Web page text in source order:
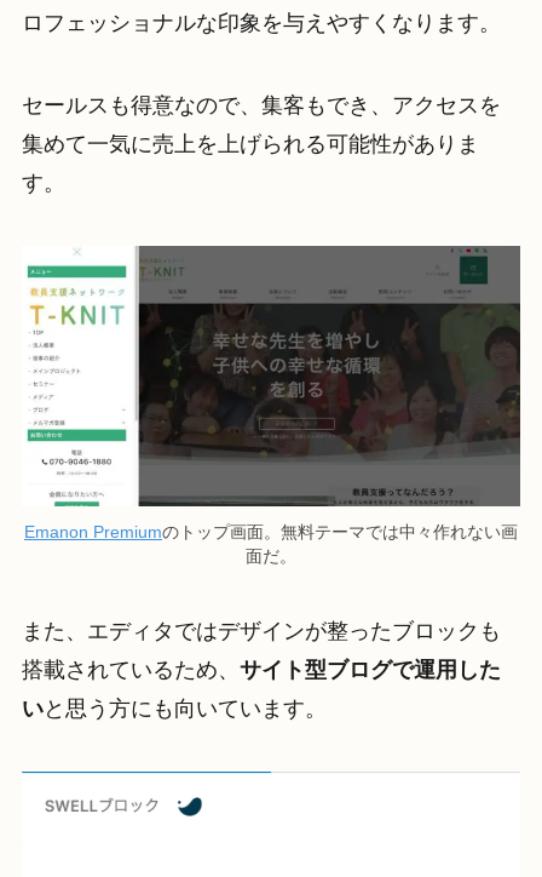
ロフェッショナルな印象を与えやすくなります。
セールスも得意なので、集客もでき、アクセスを
集めて一気に売上を上げられる可能性がありま
す。
Emanon Premiumのトップ画面。無料テーマでは中々作れない画
面だ。
また、エディタではデザインが整ったブロックも
搭載されているため、 サイト型ブログで運用した
いと思う方にも向いています。